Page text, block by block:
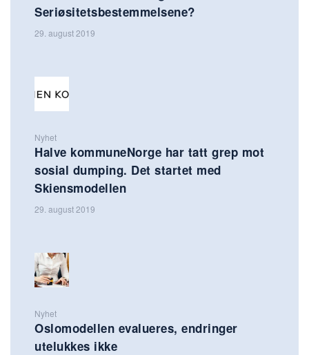
Seriøsitetsbestemmelsene?
29. august 2019
Nyhet
Halve kommuneNorge har tatt grep mot
sosial dumping. Det startet med
Skiensmodellen
29. august 2019
Nyhet
Oslomodellen evalueres, endringer
utelukkes ikke